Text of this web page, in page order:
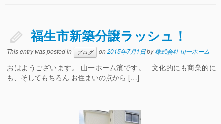
福生市新築分譲ラッシュ！
This entry was posted in ブログ on2015年7月1日by株式会社 山一ホーム
おはようございます。 山一ホーム濱です。 文化的にも商業的に
も、そしてもちろん お住まいの点から […]